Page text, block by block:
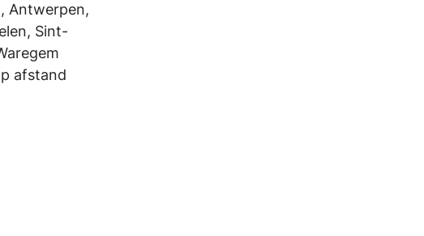
Antwerpen,
Sint-
afstand